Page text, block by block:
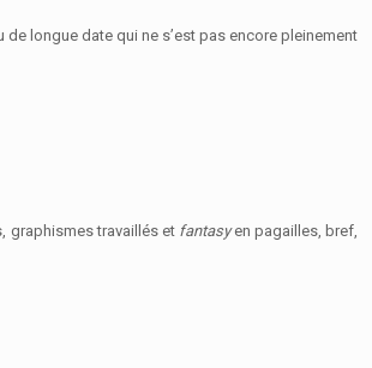
de longue date qui ne s’est pas encore pleinement
graphismes travaillés et fantasyen pagailles, bref,